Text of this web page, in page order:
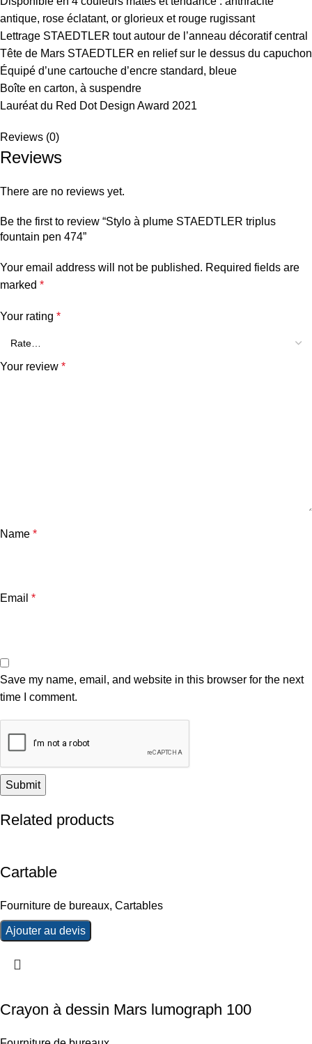
antique, rose éclatant, or glorieux et rouge rugissant
Lettrage STAEDTLER tout autour de l’anneau décoratif central
Tête de Mars STAEDTLER en relief sur le dessus du capuchon
Équipé d’une cartouche d’encre standard, bleue
Boîte en carton, à suspendre
Lauréat du Red Dot Design Award 2021
Reviews (0)
Reviews
There are no reviews yet.
Be the first to review “Stylo à plume STAEDTLER triplus
fountain pen 474”
Your email address will not be published. Required fields are
marked *
Your rating *
Your review *
Name *
Email *
Save my name, email, and website in this browser for the next
time I comment.
Related products
Cartable
Fourniture de bureaux, Cartables
Ajouter au devis
Crayon à dessin Mars lumograph 100